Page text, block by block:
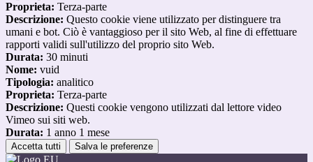
Proprieta: Terza-parte
Descrizione: Questo cookie viene utilizzato per distinguere tra
umani e bot. Ciò è vantaggioso per il sito Web, al fine di effettuare
rapporti validi sull'utilizzo del proprio sito Web.
Durata: 30 minuti
Nome: vuid
Tipologia: analitico
Proprieta: Terza-parte
Descrizione: Questi cookie vengono utilizzati dal lettore video
Vimeo sui siti web.
Durata: 1 anno 1 mese
Accetta tutti Salva le preferenze